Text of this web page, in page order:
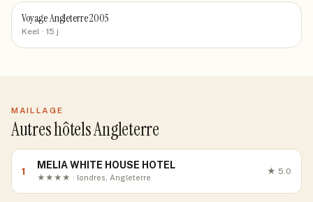
Voyage Angleterre 2005
Keel · 15 j
MAILLAGE
Autres hôtels Angleterre
1
MELIA WHITE HOUSE HOTEL
★★★★ · londres, Angleterre
★ 5.0